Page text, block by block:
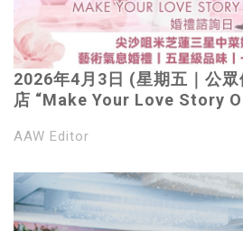
2026年4月3日 (星期五｜公
店 “Make Your Love Story
菜婚宴場地｜藝術氣息婚禮｜
AAW Editor